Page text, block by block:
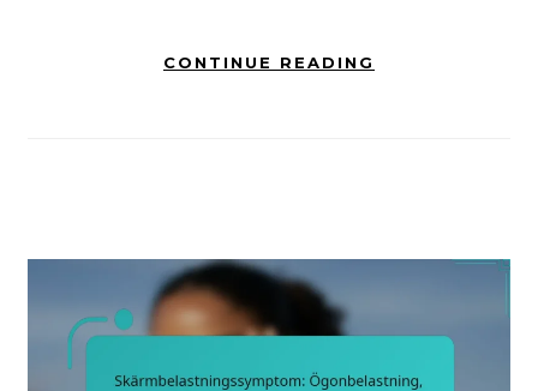
CONTINUE READING